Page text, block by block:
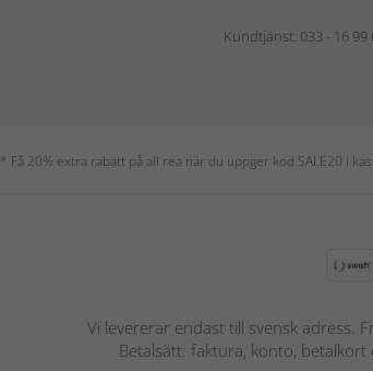
Kundtjänst: 033 - 16 99
* Få 20% extra rabatt på all rea när du uppger kod SALE20 i
Vi levererar endast till svensk adress.
Betalsätt: faktura, konto, betalkort